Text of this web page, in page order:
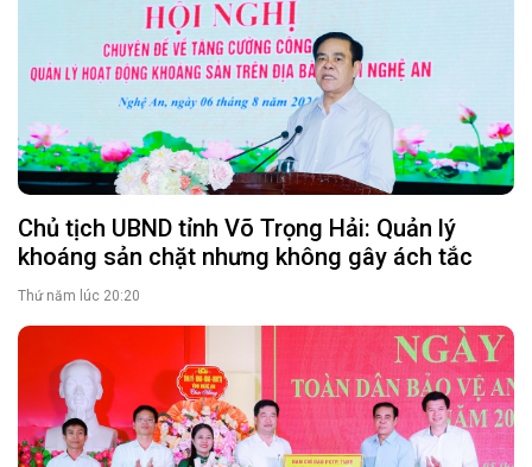
Chủ tịch UBND tỉnh Võ Trọng Hải: Quản lý
khoáng sản chặt nhưng không gây ách tắc
Thứ năm lúc 20:20